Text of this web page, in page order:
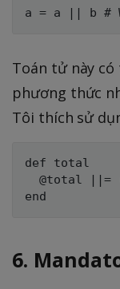
Toán tử này
phương thức
Tôi thích sử
def total
@total ||=
6.